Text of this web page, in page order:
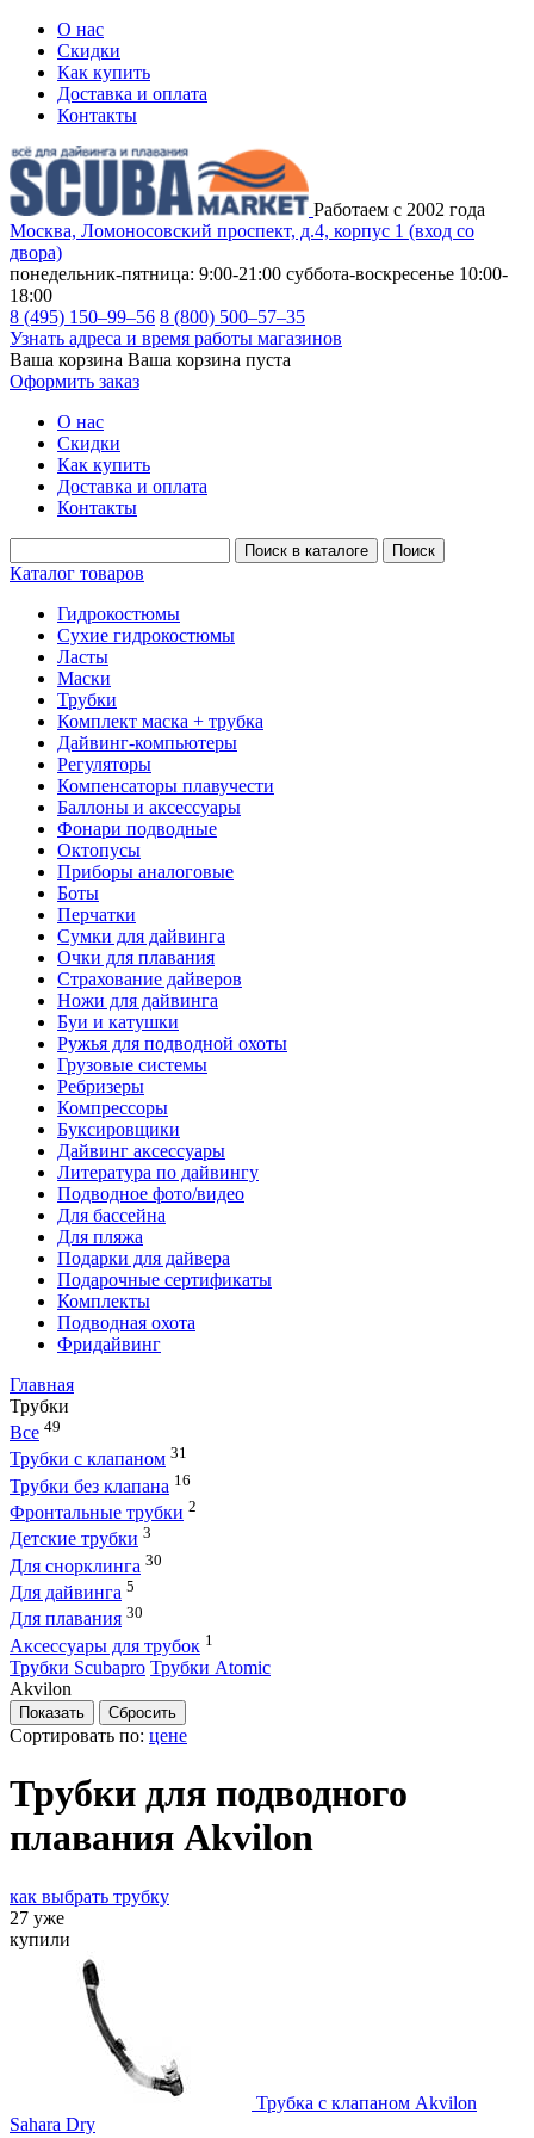
О нас
Скидки
Как купить
Доставка и оплата
Контакты
Работаем с 2002 года
Москва, Ломоносовский проспект, д.4, корпус 1 (вход со
двора)
понедельник-пятница: 9:00-21:00 суббота-воскресенье 10:00-
18:00
8 (495) 150–99–56 8 (800) 500–57–35
Узнать адреса и время работы магазинов
Ваша корзина Ваша корзина пуста
Оформить заказ
О нас
Скидки
Как купить
Доставка и оплата
Контакты
Каталог товаров
Гидрокостюмы
Сухие гидрокостюмы
Ласты
Маски
Трубки
Комплект маска + трубка
Дайвинг-компьютеры
Регуляторы
Компенсаторы плавучести
Баллоны и аксессуары
Фонари подводные
Октопусы
Приборы аналоговые
Боты
Перчатки
Сумки для дайвинга
Очки для плавания
Страхование дайверов
Ножи для дайвинга
Буи и катушки
Ружья для подводной охоты
Грузовые системы
Ребризеры
Компрессоры
Буксировщики
Дайвинг аксессуары
Литература по дайвингу
Подводное фото/видео
Для бассейна
Для пляжа
Подарки для дайвера
Подарочные сертификаты
Комплекты
Подводная охота
Фридайвинг
Главная
Трубки
Все 49
Трубки с клапаном 31
Трубки без клапана 16
Фронтальные трубки 2
Детские трубки 3
Для снорклинга 30
Для дайвинга 5
Для плавания 30
Аксессуары для трубок 1
Трубки Scubapro Трубки Atomic
Akvilon
Сортировать по: цене
Трубки для подводного
плавания Akvilon
как выбрать трубку
27 уже
купили
Трубка с клапаном Akvilon
Sahara Dry